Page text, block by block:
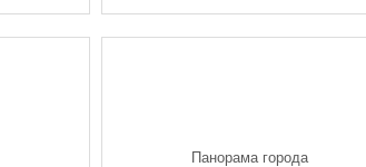
Панорама города